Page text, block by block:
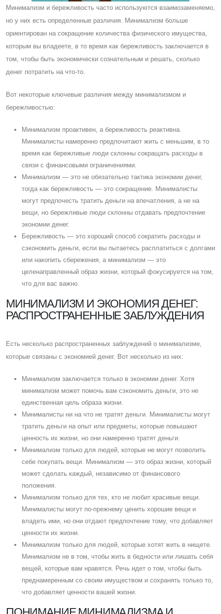
Минимализм и бережливость часто используются взаимозаменяемо,
но у них есть определенные различия. Минимализм больше
ориентирован на сокращение количества физического имущества,
которым вы владеете, в то время как бережливость заключается в
том, чтобы быть экономически сознательным и решать, сколько
денег потратить на что-то.
Вот некоторые ключевые различия между минимализмом и
бережливостью:
Минимализм проактивен, а бережливость реактивна.
Минималисты намеренно предпочитают жить с меньшим, в то
время как бережливые люди склонны сокращать расходы в
связи с финансовыми ограничениями.
Минимализм — это не обязательно тактика экономии денег,
тогда как бережливость — это сокращение. Минималисты
могут предпочесть тратить деньги на впечатления, а не на
вещи, но бережливые люди склонны отдавать предпочтение
экономии денег.
Бережливость — это хороший способ сократить расходы и
сэкономить деньги, если вы пытаетесь расплатиться с долгами
или накопить сбережения, а минимализм — это
целенаправленный образ жизни, который фокусируется на том,
что для вас важно.
МИНИМАЛИЗМ И ЭКОНОМИЯ ДЕНЕГ:
РАСПРОСТРАНЕННЫЕ ЗАБЛУЖДЕНИЯ
Eсть несколько распространенных заблуждений о минимализме,
которые связаны с экономией денег. Вот несколько из них:
Минимализм заключается только в экономии денег. Хотя
минимализм может помочь вам сэкономить деньги, это не
единственная цель образа жизни.
Минималисты ни на что не тратят деньги. Минималисты могут
тратить деньги на опыт или предметы, которые повышают
ценность их жизни, но они намеренно тратят деньги.
Минимализм только для людей, которые не могут позволить
себе покупать вещи. Минимализм — это образ жизни, который
может сделать каждый, независимо от финансового
положения.
Минимализм только для тех, кто не любит красивые вещи.
Минималисты могут по-прежнему ценить хорошие вещи и
владеть ими, но они отдают предпочтение тому, что добавляет
ценности их жизни.
Минимализм только для людей, которые хотят жить в нищете.
Минимализм не в том, чтобы жить в бедности или лишать себя
вещей, которые вам нравятся. Речь идет о том, чтобы быть
преднамеренным со своим имуществом и сохранять только то,
что добавляет ценности вашей жизни.